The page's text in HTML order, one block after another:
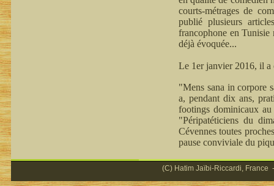
courts-métrages de
publié plusieurs
francophone en Tunisie
déjà évoquée...
Le 1er janvier 2016, il a
"Mens sana in corpore
a, pendant dix ans,
footings dominicaux
"Péripatéticiens du
Cévennes toutes
pause conviviale du
(C) Hatim Jaïbi-Riccardi, France